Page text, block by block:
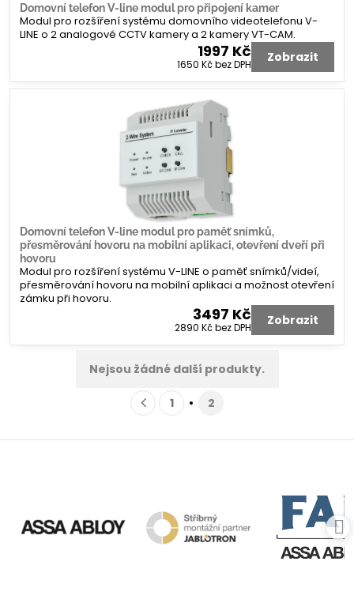
Domovní telefon V-line modul pro připojení kamer
Modul pro rozšíření systému domovního videotelefonu V-
LINE o 2 analogové CCTV kamery a 2 kamery VT-CAM.
1997 Kč
1650 Kčbez DPH Zobrazit
Domovní telefon V-line modul pro paměť snímků,
přesměrování hovoru na mobilní aplikaci, otevření dveří při
hovoru
Modul pro rozšíření systému V-LINE o paměť snímků/videí,
přesměrování hovoru na mobilní aplikaci a možnost otevření
zámku při hovoru.
3497 Kč
2890 Kčbez DPH Zobrazit
Nejsou žádné další produkty.
1 2